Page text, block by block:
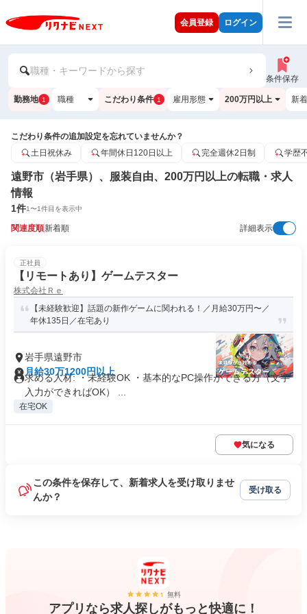
会員登録 ログイン
職種・キーワードから探す
条件保存
勤務地 1 職種 こだわり条件 1 雇用形態 200万円以上 新
こだわり条件の追加設定を忘れていませんか？
土日祝休み
年間休日120日以上 完全週休2日制 学歴
遠野市（岩手県）、服装自由、200万円以上の転職・求人
情報
1件1〜1件目を表示中
関連度順新着順 詳細表示
正社員
【リモートあり】ゲームテスター
株式会社Ｒｅ
【未経験歓迎】話題の新作ゲームに関われる！／月給30万円〜／
年休135日／在宅あり
岩手県遠野市
月給30万1200円以上
求める人材: ・未経験OK ・基本的なPC操作ができる方（文字
入力ができればOK） ...
在宅OK
気になる
この条件を保存して、新着求人を受け取りませ
んか？
受け取る
無料
アプリなら求人探しがもっと快適に！